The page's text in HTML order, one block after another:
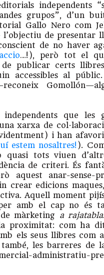
independents
grupos”, d’un
Gallo Nero com
de presentar
de no haver
…!), però tot el
de publicar certs
accessibles al
que les
xarxa de
i han
estem nosaltres! ).
tots viuen
de criteri. És
aquest anar-sense-
crear edicions
Aquell moment
amb el cap no és
màrketing a rajatabla
proximitat: com ha
els seus llibres com
les barreres de
administratiu-